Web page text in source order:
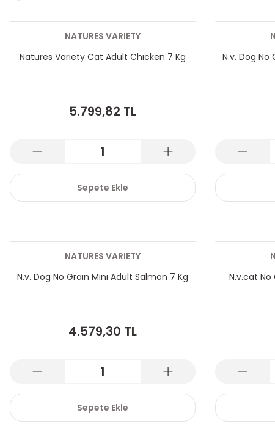
NATURES VARIETY
Natures Varıety Cat Adult Chıcken 7 Kg
5.799,82 TL
Sepete Ekle
N.v. Dog No
NATURES VARIETY
N.v. Dog No Graın Mını Adult Salmon 7 Kg
4.579,30 TL
Sepete Ekle
N.v.cat No